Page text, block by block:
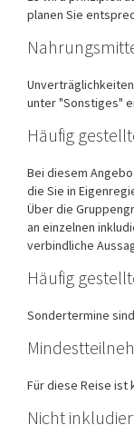
planen Sie
unter "Sonstiges"
Häufig
Bei diesem
die Sie in
Über die
an einzelnen
verbindliche
Häufig
Sondertermine
Für diese Reise ist
Nicht